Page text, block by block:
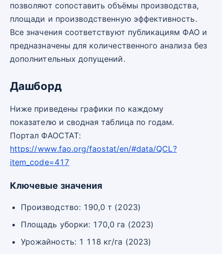
позволяют сопоставить объёмы производства,
площади и производственную эффективность.
Все значения соответствуют публикациям ФАО и
предназначены для количественного анализа без
дополнительных допущений.
Дашборд
Ниже приведены графики по каждому
показателю и сводная таблица по годам.
Портал ФАОСТАТ:
https://www.fao.org/faostat/en/#data/QCL?
item_code=417
Ключевые значения
Производство: 190,0 т (2023)
Площадь уборки: 170,0 га (2023)
Урожайность: 1 118 кг/га (2023)